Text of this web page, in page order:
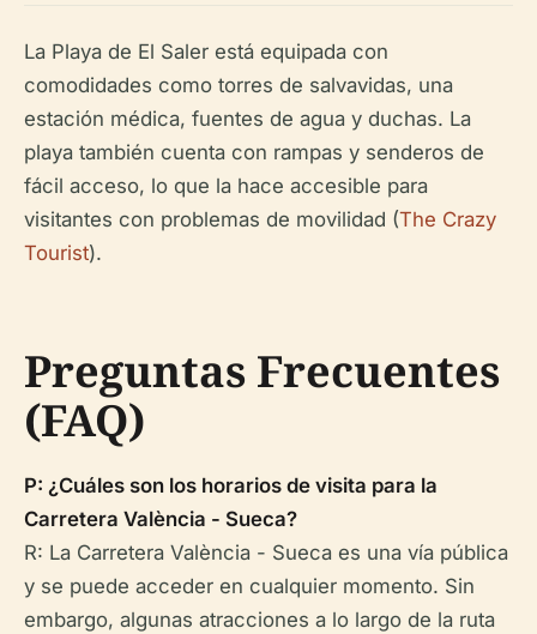
La Playa de El Saler está equipada con
comodidades como torres de salvavidas, una
estación médica, fuentes de agua y duchas. La
playa también cuenta con rampas y senderos de
fácil acceso, lo que la hace accesible para
visitantes con problemas de movilidad (The Crazy
Tourist).
Preguntas Frecuentes
(FAQ)
P: ¿Cuáles son los horarios de visita para la
Carretera València - Sueca?
R: La Carretera València - Sueca es una vía pública
y se puede acceder en cualquier momento. Sin
embargo, algunas atracciones a lo largo de la ruta